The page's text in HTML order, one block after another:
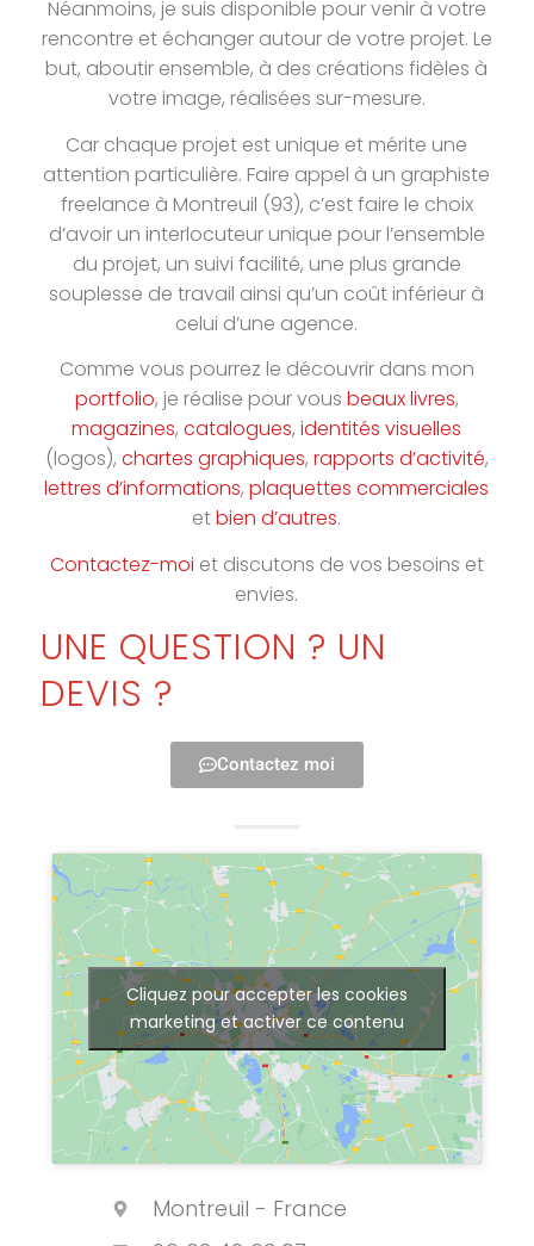
Néanmoins, je suis disponible pour venir à votre
rencontre et échanger autour de votre projet. Le
but, aboutir ensemble, à des créations fidèles à
votre image, réalisées sur-mesure.
Car chaque projet est unique et mérite une
attention particulière. Faire appel à un graphiste
freelance à Montreuil (93), c’est faire le choix
d’avoir un interlocuteur unique pour l’ensemble
du projet, un suivi facilité, une plus grande
souplesse de travail ainsi qu’un coût inférieur à
celui d’une agence.
Comme vous pourrez le découvrir dans mon
portfolio, je réalise pour vous beaux livres,
magazines,catalogues,identités visuelles
(logos), chartes graphiques, rapports d’activité,
lettres d’informations, plaquettes commerciales
etbien d’autres.
Contactez-moi et discutons de vos besoins et
envies.
UNE QUESTION ? UN
DEVIS ?
Contactez moi
Cliquez pour accepter les cookies
marketing et activer ce contenu
Montreuil - France